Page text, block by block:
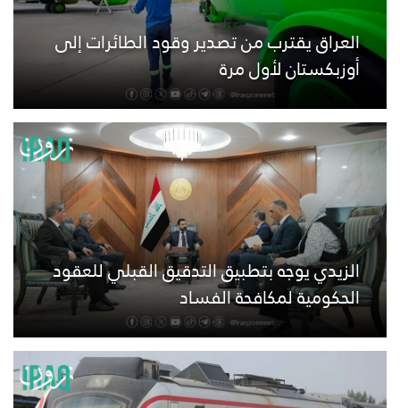
العراق يقترب من تصدير وقود الطائرات إلى
أوزبكستان لأول مرة
الزيدي يوجه بتطبيق التدقيق القبلي للعقود
الحكومية لمكافحة الفساد